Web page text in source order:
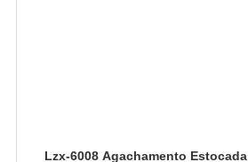
Lzx-6008 Agachamento Estocada